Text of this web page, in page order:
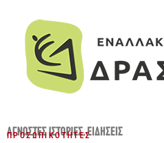
ΆΓΝΩΣΤΕΣ ΙΣΤΟΡΊΕΣ,ΕΙΔΉΣΕΙΣ
ΠΡΟΣΩΠΙΚΌΤΗΤΕΣ